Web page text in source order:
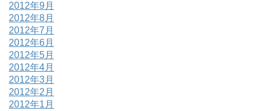
2012年9月
2012年8月
2012年7月
2012年6月
2012年5月
2012年4月
2012年3月
2012年2月
2012年1月